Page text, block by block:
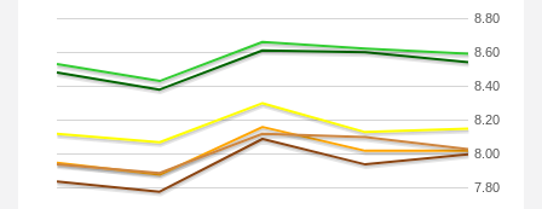
7.80
8.00
8.20
8.40
8.60
8.80